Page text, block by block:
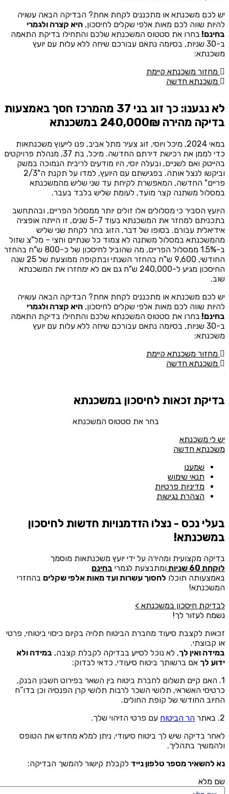
יש לכם משכנתא או מתכננים לקחת אחת? הבדיקה הבאה עשויה
להיות שווה לכם מאות אלפי שקלים לחיסכון, היא קצרה ולגמרי
בחינם! בחרו את סטטוס המשכנתא שלכם והתחילו בדיקת התאמה
ב-30 שניות, בסיומה נתאם עבורכם שיחה ללא עלות עם יועץ
משכנתא:
מחזור משכנתא קיימת
משכנתא חדשה
לא נגענו: כך זוג בני 37 מהמרכז חסך באמצעות
בדיקה מהירה 240,000₪ במשכנתא
במאי 2024, מיכל ויוסי, זוג צעיר מתל אביב, פנו לייעוץ משכנתאות
כדי לממן את רכישת דירתם החדשה. מיכל, בת 37, מנהלת פרויקטים
בהייטק ואם לשניים, ובעלה יוסי, היו מודעים לריבית הנמוכה במשק
וביקשו לנצל אותה. בפגישתם עם היועץ, למדו על תקנת ה"2/3
פריים" החדשה, המאפשרת לקיחת עד שני שליש מהמשכנתא
במסלול משתנה קצר מועד, לעומת שליש בלבד בעבר.
היועץ הסביר כי מסלולים אלו זולים יותר ממסלול הפריים, ובהתחשב
בתכניתם למחזר את המשכנתא בעוד 5-7 שנים, זו הייתה אופציה
אידיאלית עבורם. בסופו של דבר, הזוג בחר לקחת שני שליש
מהמשכנתא במסלול משתנה לא צמוד כל שנתיים וחצי – מל"צ שזול
ב-1.5% ממסלול הפריים, מה שהוביל לחיסכון של כ-800 ש"ח בהחזר
החודשי, 9,600 ש"ח בהחזר השנתי ובתקופה ממוצעת של 25 שנה
החיסכון מגיע ל-240,000 ש"ח גם אם לא ימחזרו את המשכנתא
שוב.
יש לכם משכנתא או מתכננים לקחת אחת? הבדיקה הבאה עשויה
להיות שווה לכם מאות אלפי שקלים לחיסכון, היא קצרה ולגמרי
בחינם! בחרו את סטטוס המשכנתא שלכם והתחילו בדיקת התאמה
ב-30 שניות, בסיומה נתאם עבורכם שיחה ללא עלות עם יועץ
משכנתא:
מחזור משכנתא קיימת
משכנתא חדשה
בדיקת זכאות לחיסכון במשכנתא
בחר את סטטוס המשכנתא
יש לי משכנתא
משכנתא חדשה
שמענו
תנאי שימוש
מדיניות פרטיות
הצהרת נגישות
בעלי נכס - נצלו הזדמנויות חדשות לחיסכון
במשכנתא!
בדיקה מקצועית ומהירה על ידי יועץ משכנתאות מוסמך
לוקחת 60 שניות
ומתבצעת לגמרי בחינם
באמצעותה תוכלו לחסוך עשרות ועד מאות אלפי שקלים בהחזרי
המשכנתא!
לבדיקת חיסכון במשכנתא >
נשמח לעזור לך!
זכאות לקצבת סיעוד מחברת הביטוח תלויה בקיום כיסוי ביטוחי, פרטי
או קבוצתי.
במידה ואין לך, לא נוכל לסייע בבדיקה לקבלת קצבה, במידה ולא
ידוע לך אם ברשותך ביטוח סיעודי, כדאי לבדוק:
1. האם קיים תשלום לחברת ביטוח בין השאר בפירוט חשבון הבנק,
כרטיסי האשראי, תלושי השכר לרבות תלושי קרן הפנסיה וכן בדו”ח
החיוב החודשי של קופת החולים.
2. באתר
הר הביטוח עם פרטי הזיהוי שלך.
לאחר בדיקה שיש לך ביטוח סיעודי, ניתן למלא מחדש את הטופס
ולהמשיך בתהליך.
נא להשאיר מספר טלפון נייד לקבלת קישור להמשך הבדיקה:
שם מלא